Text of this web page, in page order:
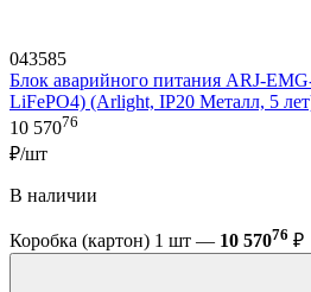
043585
Блок аварийного питания ARJ-
LiFePO4) (Arlight, IP20 Металл, 5
10 57076
₽/шт
В наличии
Коробка (картон) 1 шт — 10 57076 ₽